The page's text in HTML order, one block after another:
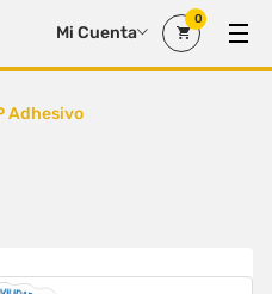
Mi Cuenta
0
Adhesivo